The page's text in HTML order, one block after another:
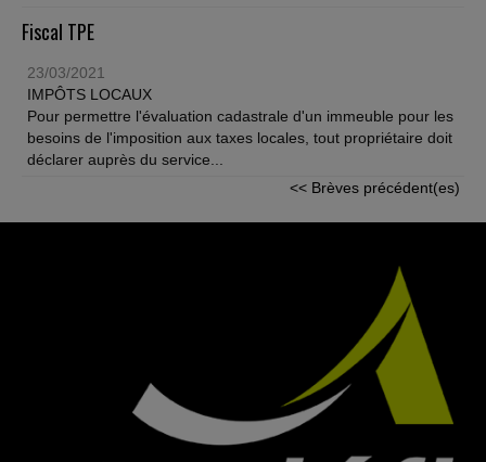
Fiscal TPE
23/03/2021
IMPÔTS LOCAUX
Pour permettre l'évaluation cadastrale d'un immeuble pour les
besoins de l'imposition aux taxes locales, tout propriétaire doit
déclarer auprès du service...
<< Brèves précédent(es)